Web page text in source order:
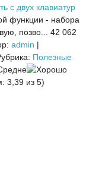
с двух клавиатур
функции - набора
позво...
42 062
admin |
Полезные
3,39 из 5)